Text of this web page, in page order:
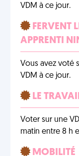
VDM à ce jour.
FERVENT
APPRENTI
Vous avez voté
VDM à ce jour.
LE
Voter sur une
matin entre 8 h
MOBILITÉ